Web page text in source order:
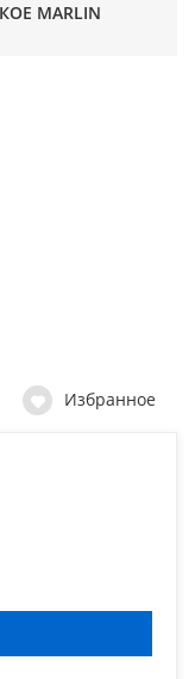
MARLIN
Избранное